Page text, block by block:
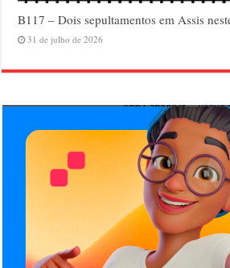
B117 – Dois sepultamentos em Assis
31 de julho de 2026